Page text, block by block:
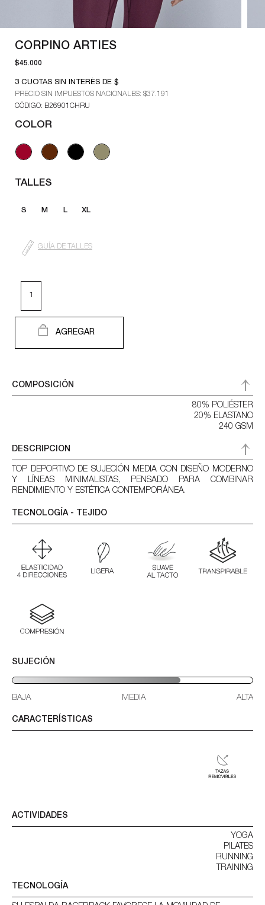
CORPINO ARTIES
$45.000
3 CUOTAS SIN INTERÉS DE $
PRECIO SIN IMPUESTOS NACIONALES: $37.191
CÓDIGO: B26901CHRU
COLOR
TALLES
S M L XL
GUÍA DE TALLES
AGREGAR
COMPOSICIÓN
80% POLIÉSTER
20% ELASTANO
240 GSM
DESCRIPCION
TOP DEPORTIVO DE SUJECIÓN MEDIA CON DISEÑO MODERNO
Y LÍNEAS MINIMALISTAS, PENSADO PARA COMBINAR
RENDIMIENTO Y ESTÉTICA CONTEMPORÁNEA.
TECNOLOGÍA - TEJIDO
SUJECIÓN
BAJA MEDIA ALTA
CARACTERÍSTICAS
ACTIVIDADES
YOGA
PILATES
RUNNING
TRAINING
TECNOLOGÍA